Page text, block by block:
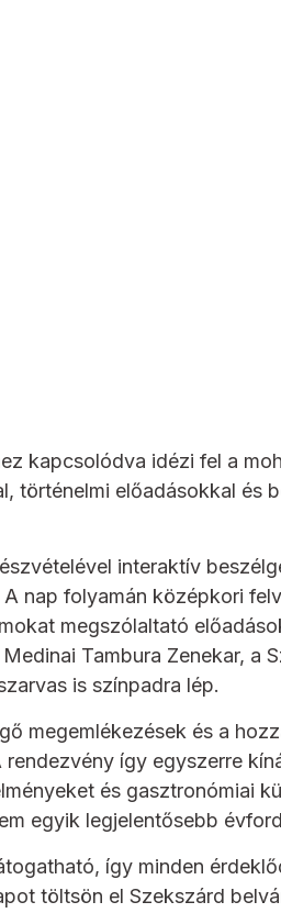
kapcsolódva idézi fel a
történelmi előadásokkal és
interaktív
nap folyamán középkori
megszólaltató
Tambura Zenekar, a
is színpadra lép.
megemlékezések és a
így egyszerre
és gasztronómiai
egyik legjelentősebb
így minden
töltsön el Szekszárd